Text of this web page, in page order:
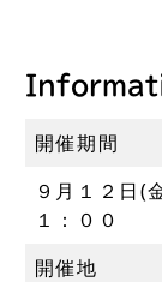
開催期間
９月１２日(
１：００
開催地